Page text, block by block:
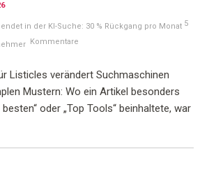
5
Kommentare
Listicles verändert Suchmaschinen
Mustern: Wo ein Artikel besonders
oder „Top Tools“ beinhaltete, war